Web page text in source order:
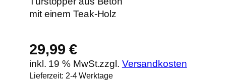
mit einem Teak-Holz
29,99€
inkl. 19 % MwSt.zzgl. Versandkosten
Lieferzeit: 2-4 Werktage